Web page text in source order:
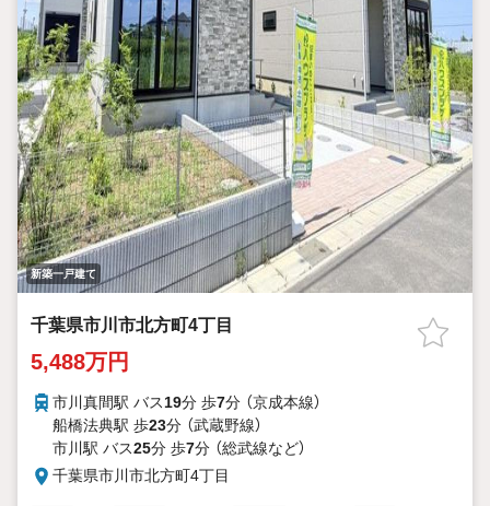
新築一戸建て
千葉県市川市北方町4丁目
5,488万円
市川真間駅 バス19分 歩7分 （京成本線）
船橋法典駅 歩23分 （武蔵野線）
市川駅 バス25分 歩7分 （総武線など）
千葉県市川市北方町4丁目